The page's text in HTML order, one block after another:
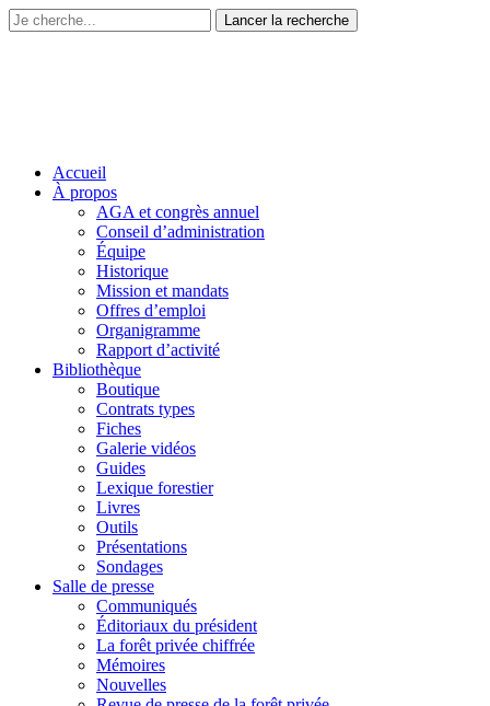
Accueil
À propos
AGA et congrès annuel
Conseil d’administration
Équipe
Historique
Mission et mandats
Offres d’emploi
Organigramme
Rapport d’activité
Bibliothèque
Boutique
Contrats types
Fiches
Galerie vidéos
Guides
Lexique forestier
Livres
Outils
Présentations
Sondages
Salle de presse
Communiqués
Éditoriaux du président
La forêt privée chiffrée
Mémoires
Nouvelles